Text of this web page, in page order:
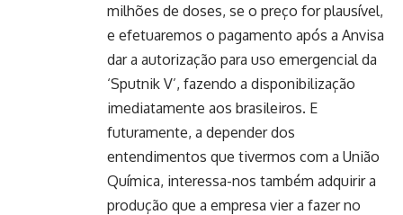
milhões de doses, se o preço for plausível,
e efetuaremos o pagamento após a Anvisa
dar a autorização para uso emergencial da
‘Sputnik V’, fazendo a disponibilização
imediatamente aos brasileiros. E
futuramente, a depender dos
entendimentos que tivermos com a União
Química, interessa-nos também adquirir a
produção que a empresa vier a fazer no